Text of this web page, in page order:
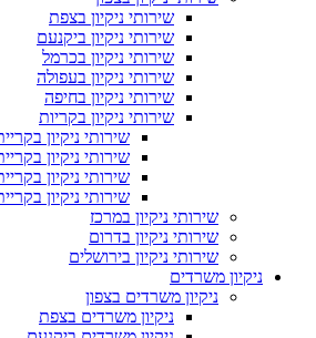
שירותי ניקיון בצפת
שירותי ניקיון ביקנעם
שירותי ניקיון בכרמל
שירותי ניקיון בעפולה
שירותי ניקיון בחיפה
שירותי ניקיון בקריות
שירותי ניקיון
שירותי ניקיון
שירותי ניקיון
שירותי ניקיון
שירותי ניקיון במרכז
שירותי ניקיון בדרום
שירותי ניקיון בירושלים
ניקיון משרדים
ניקיון משרדים בצפון
ניקיון משרדים בצפת